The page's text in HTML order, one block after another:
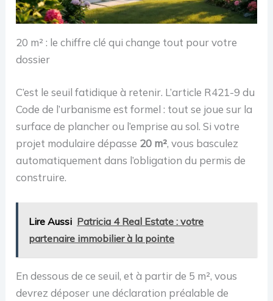
20 m² : le chiffre clé qui change tout pour votre
dossier
C’est le seuil fatidique à retenir. L’article R421-9 du
Code de l’urbanisme est formel : tout se joue sur la
surface de plancher ou l’emprise au sol. Si votre
projet modulaire dépasse 20 m², vous basculez
automatiquement dans l’obligation du permis de
construire.
Lire Aussi Patricia 4 Real Estate : votre
partenaire immobilier à la pointe
En dessous de ce seuil, et à partir de 5 m², vous
devrez déposer une déclaration préalable de